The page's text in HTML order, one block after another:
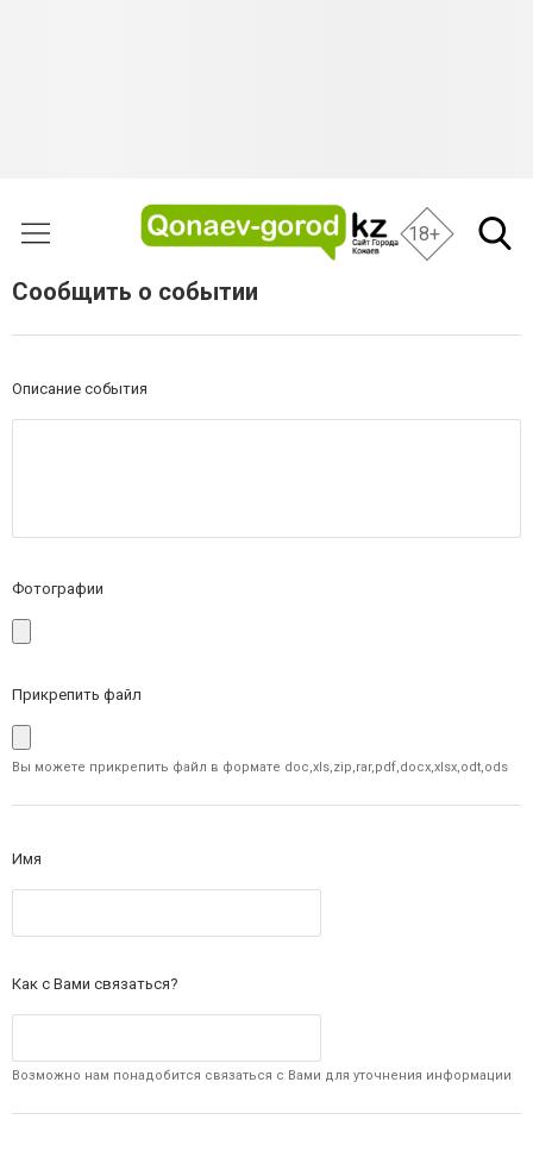
18+
Сообщить о событии
Описание события
Фотографии
Прикрепить файл
Вы можете прикрепить файл в формате doc,xls,zip,rar,pdf,docx,xlsx,odt,ods
Имя
Как с Вами связаться?
Возможно нам понадобится связаться с Вами для уточнения информации